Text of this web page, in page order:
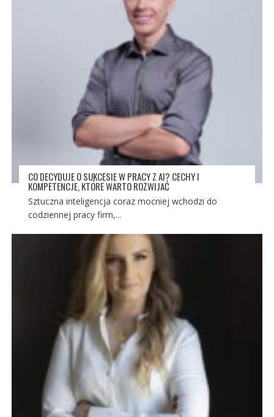
CO DECYDUJE O SUKCESIE W PRACY Z AI? CECHY I
KOMPETENCJE, KTÓRE WARTO ROZWIJAĆ
Sztuczna inteligencja coraz mocniej wchodzi do
codziennej pracy firm,...